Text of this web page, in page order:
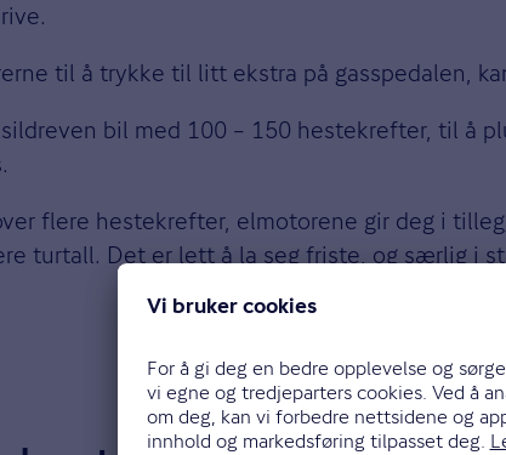
til å trykke til litt ekstra på gasspedalen,
bil med 100 – 150 hestekrefter, til å
flere hestekrefter, elmotorene gir deg i
turtall. Det er lett å la seg friste, og særlig i